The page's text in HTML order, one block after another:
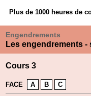
Plus de 1000 heures de
Engendrements
Les engendrements -
Cours 3
FACE A B C